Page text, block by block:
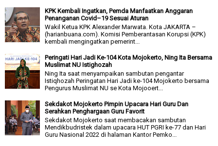
KPK Kembali Ingatkan, Pemda Manfaatkan Anggaran
Penanganan Covid–19 Sesuai Aturan
Wakil Ketua KPK Alexander Marwata. Kota JAKARTA –
(harianbuana.com). Komisi Pemberantasan Korupsi (KPK)
kembali mengingatkan pemerint...
Peringati Hari Jadi Ke-104 Kota Mojokerto, Ning Ita Bersama
Muslimat NU Istighozah
Ning Ita saat menyampaikan sambutan pengantar
Istiqhozah Peringatan Hari Jadi ke-104 Mojokerto bersama
Pengurus Muslimat NU se Kota Mojooert...
Sekdakot Mojokerto Pimpin Upacara Hari Guru Dan
Serahkan Penghargaan Guru Favorit
Sekdakot Mojokerto saat membacakan sambutan
Mendikbudristek dalam upacara HUT PGRI ke-77 dan Hari
Guru Nasional 2022 di halaman Kantor Pemko...